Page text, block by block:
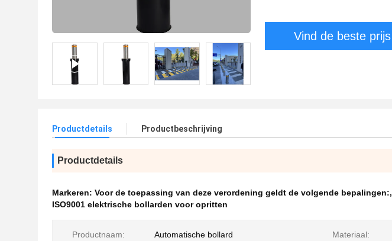
Vind de beste prijs
Productdetails Productbeschrijving
Productdetails
Markeren: Voor de toepassing van deze verordening geldt de volgende bepalingen:,
ISO9001 elektrische bollarden voor opritten
Productnaam: Automatische bollard Materiaal: